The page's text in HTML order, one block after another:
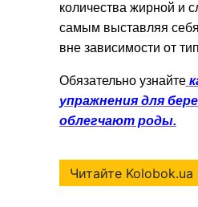
количества жирной и
самым выставляя себя
вне зависимости от
Обязательно узнайте
упражнения для
облегчают роды.
Читайте